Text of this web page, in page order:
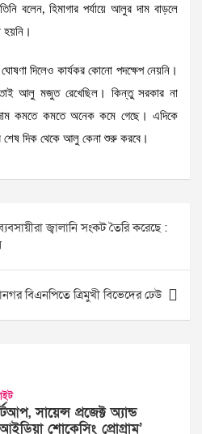
বলেন, হিমাগার পর্যায়ে আলুর দাম বাড়লে
হয়নি।
দিলেও কার্যকর কোনো পদক্ষেপ নেয়নি।
তাই আলু মজুত রেখেছিল। কিন্তু সরকার না
কমতে কমতে অনেক কমে গেছে। এদিকে
শেষ দিক থেকে আলু কেনা শুরু করবে।
জ্বালানি সংকট তৈরি করেছে :
বিএনপিতে ত্রিমুখী বিভেদের ঢেউ
সায়েন্স প্রজেক্ট অ্যান্ড
শোকেসিং প্রোগ্রাম’